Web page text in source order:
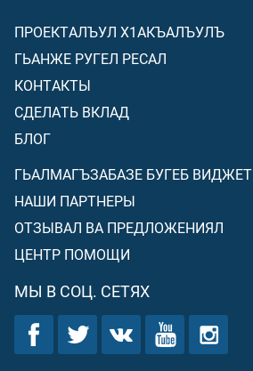
ПРОЕКТАЛЪУЛ Х1АКЪАЛЪУЛЪ
ГЬАНЖЕ РУГЕЛ РЕСАЛ
КОНТАКТЫ
СДЕЛАТЬ ВКЛАД
БЛОГ
ГЬАЛМАГЪЗАБАЗЕ БУГЕБ ВИДЖЕТ
НАШИ ПАРТНЕРЫ
ОТЗЫВАЛ ВА ПРЕДЛОЖЕНИЯЛ
ЦЕНТР ПОМОЩИ
МЫ В СОЦ. СЕТЯХ